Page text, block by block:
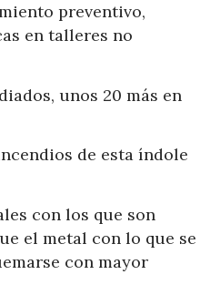
preventivo,
en talleres no
unos 20 más en
de esta índole
con los que son
el metal con lo que se
con mayor